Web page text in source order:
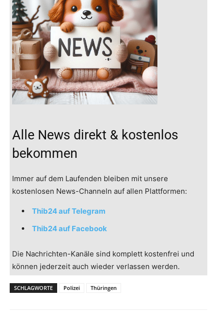
Alle News direkt & kostenlos
bekommen
Immer auf dem Laufenden bleiben mit unsere
kostenlosen News-Channeln auf allen Plattformen:
Thib24 auf Telegram
Thib24 auf Facebook
Die Nachrichten-Kanäle sind komplett kostenfrei und
können jederzeit auch wieder verlassen werden.
SCHLAGWORTE Polizei Thüringen